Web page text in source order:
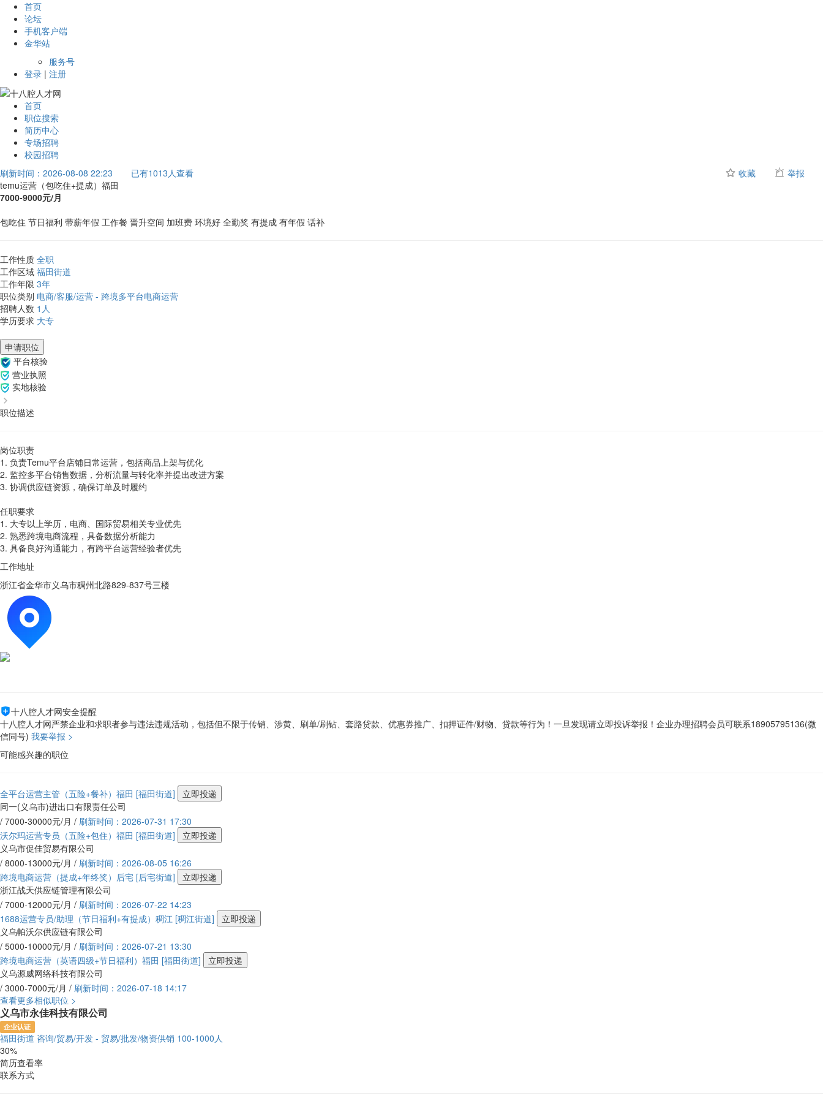
首页
论坛
手机客户端
金华站
服务号
登录 | 注册
首页
职位搜索
简历中心
专场招聘
校园招聘
刷新时间：2026-08-08 22:23
已有1013人查看 收藏
举报
temu运营（包吃住+提成）福田
7000-9000元/月
包吃住 节日福利 带薪年假 工作餐 晋升空间 加班费 环境好 全勤奖 有提成 有年假 话补
工作性质 全职
工作区域 福田街道
工作年限 3年
职位类别 电商/客服/运营 - 跨境多平台电商运营
招聘人数 1人
学历要求 大专
申请职位
平台核验
营业执照
实地核验
职位描述
岗位职责
1. 负责Temu平台店铺日常运营，包括商品上架与优化
2. 监控多平台销售数据，分析流量与转化率并提出改进方案
3. 协调供应链资源，确保订单及时履约
任职要求
1. 大专以上学历，电商、国际贸易相关专业优先
2. 熟悉跨境电商流程，具备数据分析能力
3. 具备良好沟通能力，有跨平台运营经验者优先
工作地址
浙江省金华市义乌市稠州北路829-837号三楼
十八腔人才网安全提醒
十八腔人才网严禁企业和求职者参与违法违规活动，包括但不限于传销、涉黄、刷单/刷钻、套路贷款、优惠券推广、扣押证件/财物、贷款等行为！一旦发现请立即投诉举报！企业办理招聘会员可联系18905795136(微
信同号) 我要举报 >
可能感兴趣的职位
全平台运营主管（五险+餐补）福田 [福田街道]
立即投递
同一(义乌市)进出口有限责任公司
/ 7000-30000元/月 / 刷新时间：2026-07-31 17:30
沃尔玛运营专员（五险+包住）福田 [福田街道]
立即投递
义乌市促佳贸易有限公司
/ 8000-13000元/月 / 刷新时间：2026-08-05 16:26
跨境电商运营（提成+年终奖）后宅 [后宅街道]
立即投递
浙江战天供应链管理有限公司
/ 7000-12000元/月 / 刷新时间：2026-07-22 14:23
1688运营专员/助理（节日福利+有提成）稠江 [稠江街道]
立即投递
义乌帕沃尔供应链有限公司
/ 5000-10000元/月 / 刷新时间：2026-07-21 13:30
跨境电商运营（英语四级+节日福利）福田 [福田街道]
立即投递
义乌源威网络科技有限公司
/ 3000-7000元/月 / 刷新时间：2026-07-18 14:17
查看更多相似职位 >
义乌市永佳科技有限公司
企业认证
福田街道 咨询/贸易/开发 - 贸易/批发/物资供销 100-1000人
30%
简历查看率
联系方式